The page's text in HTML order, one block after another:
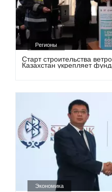
Регионы
Старт строительства
Казахстан укрепляет
Экономика